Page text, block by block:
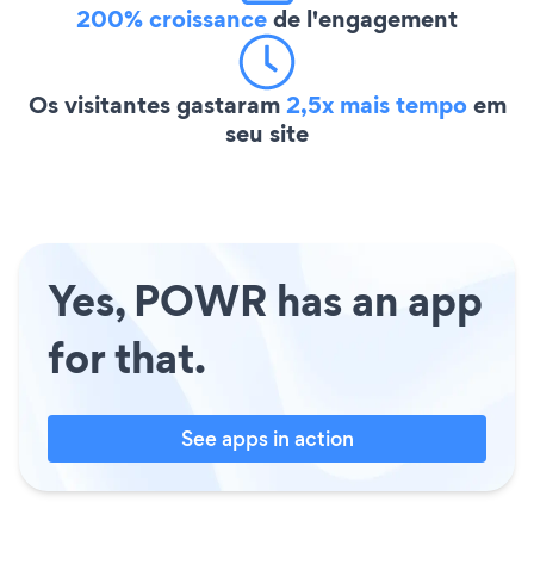
200% croissancede l'engagement
Os visitantes gastaram2,5x mais tempoem
seu site
Yes, POWR has an app
for that.
See apps in action